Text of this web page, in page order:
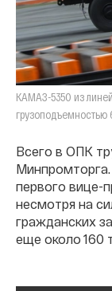
КАМАЗ-5350 из
грузоподъемностью
Всего в ОПК
первого вице-
несмотря на
гражданских
еще около 160